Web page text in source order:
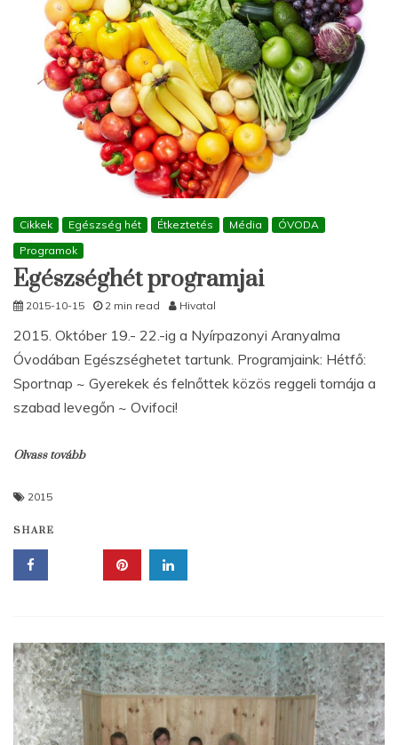
Cikkek Egészség hét Étkeztetés Média
ÓVODA
Programok
Egészséghét programjai
2015-10-15 2 min read Hivatal
2015. Október 19.- 22.-ig a Nyírpazonyi Aranyalma
Óvodában Egészséghetet tartunk. Programjaink: Hétfő:
Sportnap ~ Gyerekek és felnőttek közös reggeli tornája a
szabad levegőn ~ Ovifoci!
Olvass tovább
2015
SHARE